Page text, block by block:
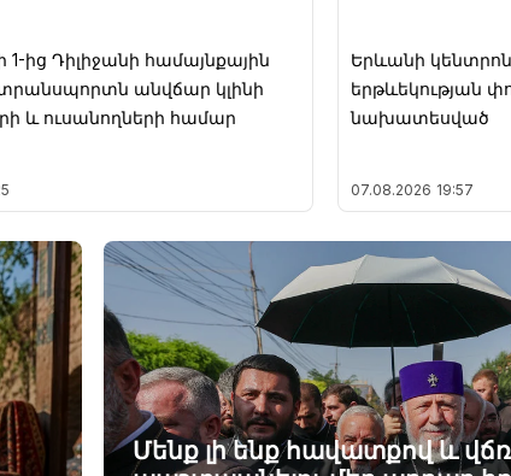
ից Դիլիջանի համայնքային
տրանսպորտն անվճար կլինի
և ուսանողների համար
Երևանի
երթևեկության
նախատեսված
07.08.2026 19:57
Մենք լի ենք հավատքով և